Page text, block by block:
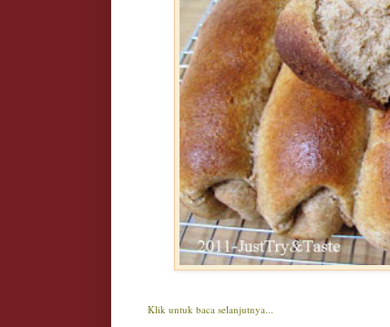
Klik untuk baca selanjutnya...